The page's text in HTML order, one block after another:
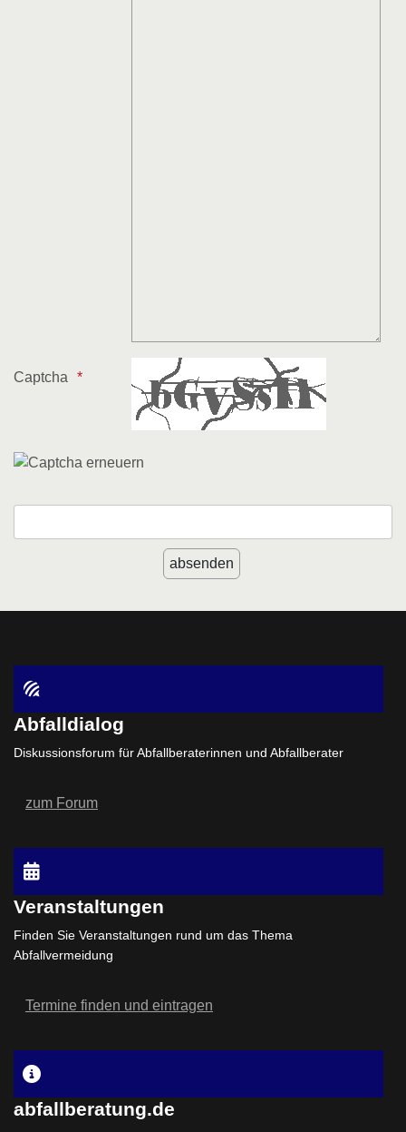
Captcha
Abfalldialog
Diskussionsforum für Abfallberaterinnen und Abfallberater
zum Forum
Veranstaltungen
Finden Sie Veranstaltungen rund um das Thema
Abfallvermeidung
Termine finden und eintragen
abfallberatung.de